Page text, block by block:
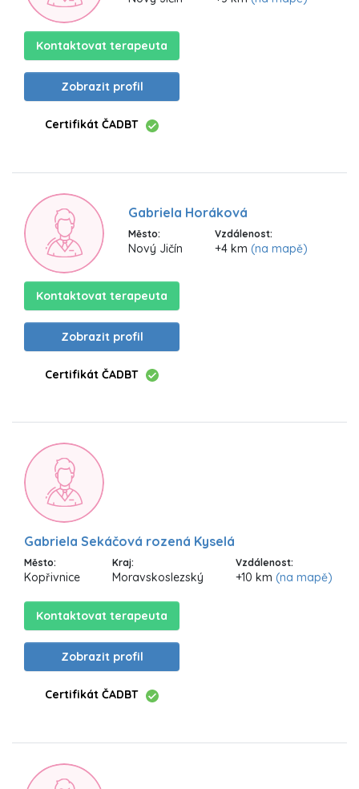
Kontaktovat terapeuta
Zobrazit profil
Certifikát ČADBT
Gabriela Horáková
Město:
Nový Jičín
Vzdálenost:
+4 km (na mapě)
Kontaktovat terapeuta
Zobrazit profil
Certifikát ČADBT
Gabriela Sekáčová rozená Kyselá
Město:
Kopřivnice
Kraj:
Moravskoslezský
Vzdálenost:
+10 km (na mapě)
Kontaktovat terapeuta
Zobrazit profil
Certifikát ČADBT